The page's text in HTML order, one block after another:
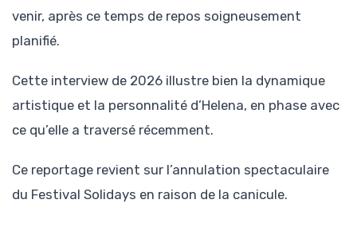
venir, après ce temps de repos soigneusement
planifié.
Cette interview de 2026 illustre bien la dynamique
artistique et la personnalité d’Helena, en phase avec
ce qu’elle a traversé récemment.
Ce reportage revient sur l’annulation spectaculaire
du Festival Solidays en raison de la canicule.